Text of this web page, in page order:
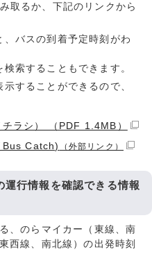
取るか、下記のリンクから
バスの到着予定時刻がわ
索することもできます。
することができるので、
ラシ） （PDF 1.4MB）
Bus Catch)
（外部リンク）
行情報を確認できる情報
、のらマイカー（東線、南
西線、南北線）の出発時刻